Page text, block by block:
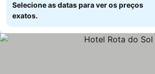
Selecione as datas para ver os preços
exatos.